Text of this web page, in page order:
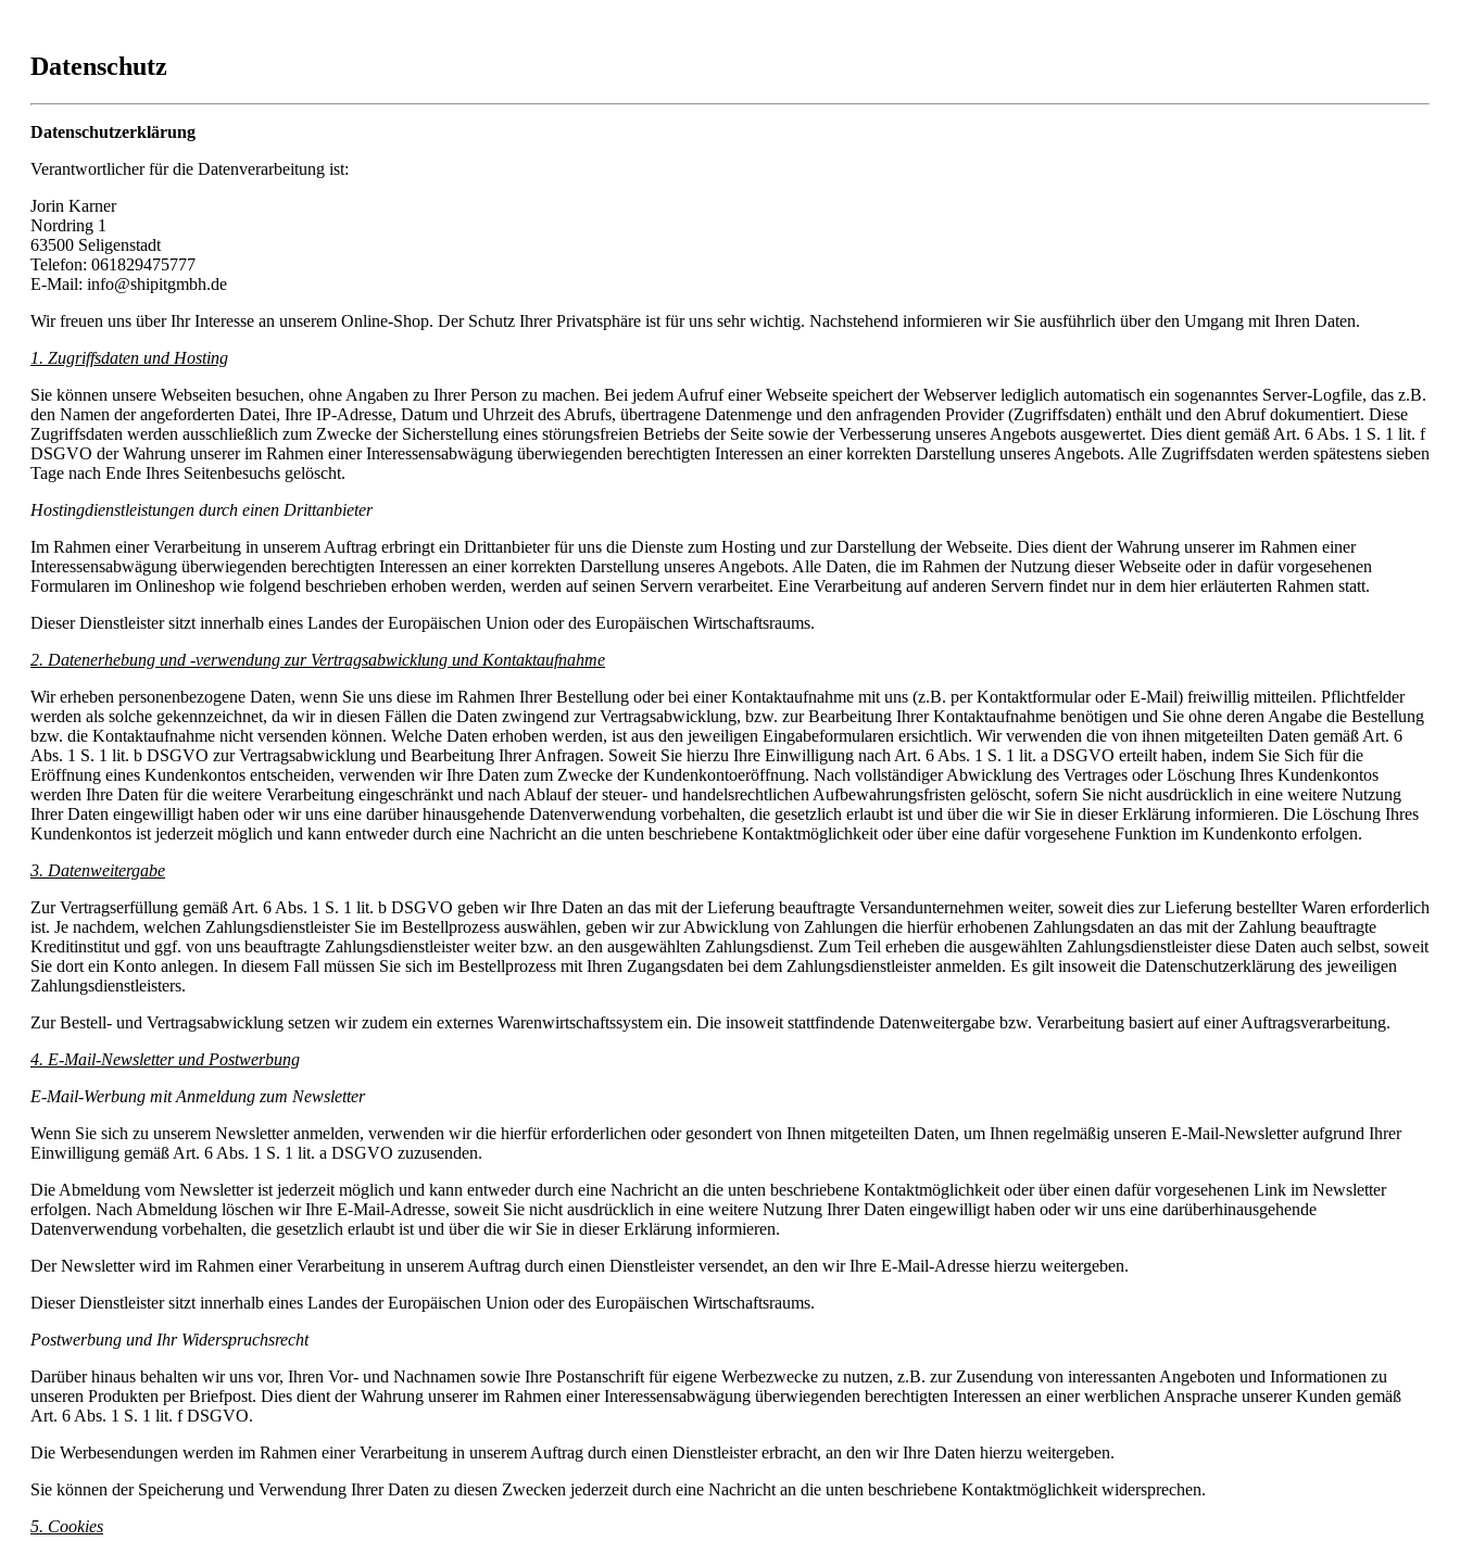
Datenschutz
Datenschutzerklärung
Verantwortlicher für die Datenverarbeitung ist:
Jorin Karner
Nordring 1
63500 Seligenstadt
Telefon: 061829475777
E-Mail: info@shipitgmbh.de
Wir freuen uns über Ihr Interesse an unserem Online-Shop. Der Schutz Ihrer Privatsphäre ist für uns sehr wichtig. Nachstehend informieren wir Sie ausführlich über den Umgang mit Ihren Daten.
1. Zugriffsdaten und Hosting
Sie können unsere Webseiten besuchen, ohne Angaben zu Ihrer Person zu machen. Bei jedem Aufruf einer Webseite speichert der Webserver lediglich automatisch ein sogenanntes Server-Logfile, das z.B.
den Namen der angeforderten Datei, Ihre IP-Adresse, Datum und Uhrzeit des Abrufs, übertragene Datenmenge und den anfragenden Provider (Zugriffsdaten) enthält und den Abruf dokumentiert. Diese
Zugriffsdaten werden ausschließlich zum Zwecke der Sicherstellung eines störungsfreien Betriebs der Seite sowie der Verbesserung unseres Angebots ausgewertet. Dies dient gemäß Art. 6 Abs. 1 S. 1 lit. f
DSGVO der Wahrung unserer im Rahmen einer Interessensabwägung überwiegenden berechtigten Interessen an einer korrekten Darstellung unseres Angebots. Alle Zugriffsdaten werden spätestens sieben
Tage nach Ende Ihres Seitenbesuchs gelöscht.
Hostingdienstleistungen durch einen Drittanbieter
Im Rahmen einer Verarbeitung in unserem Auftrag erbringt ein Drittanbieter für uns die Dienste zum Hosting und zur Darstellung der Webseite. Dies dient der Wahrung unserer im Rahmen einer
Interessensabwägung überwiegenden berechtigten Interessen an einer korrekten Darstellung unseres Angebots. Alle Daten, die im Rahmen der Nutzung dieser Webseite oder in dafür vorgesehenen
Formularen im Onlineshop wie folgend beschrieben erhoben werden, werden auf seinen Servern verarbeitet. Eine Verarbeitung auf anderen Servern findet nur in dem hier erläuterten Rahmen statt.
Dieser Dienstleister sitzt innerhalb eines Landes der Europäischen Union oder des Europäischen Wirtschaftsraums.
2. Datenerhebung und -verwendung zur Vertragsabwicklung und Kontaktaufnahme
Wir erheben personenbezogene Daten, wenn Sie uns diese im Rahmen Ihrer Bestellung oder bei einer Kontaktaufnahme mit uns (z.B. per Kontaktformular oder E-Mail) freiwillig mitteilen. Pflichtfelder
werden als solche gekennzeichnet, da wir in diesen Fällen die Daten zwingend zur Vertragsabwicklung, bzw. zur Bearbeitung Ihrer Kontaktaufnahme benötigen und Sie ohne deren Angabe die Bestellung
bzw. die Kontaktaufnahme nicht versenden können. Welche Daten erhoben werden, ist aus den jeweiligen Eingabeformularen ersichtlich. Wir verwenden die von ihnen mitgeteilten Daten gemäß Art. 6
Abs. 1 S. 1 lit. b DSGVO zur Vertragsabwicklung und Bearbeitung Ihrer Anfragen. Soweit Sie hierzu Ihre Einwilligung nach Art. 6 Abs. 1 S. 1 lit. a DSGVO erteilt haben, indem Sie Sich für die
Eröffnung eines Kundenkontos entscheiden, verwenden wir Ihre Daten zum Zwecke der Kundenkontoeröffnung. Nach vollständiger Abwicklung des Vertrages oder Löschung Ihres Kundenkontos
werden Ihre Daten für die weitere Verarbeitung eingeschränkt und nach Ablauf der steuer- und handelsrechtlichen Aufbewahrungsfristen gelöscht, sofern Sie nicht ausdrücklich in eine weitere Nutzung
Ihrer Daten eingewilligt haben oder wir uns eine darüber hinausgehende Datenverwendung vorbehalten, die gesetzlich erlaubt ist und über die wir Sie in dieser Erklärung informieren. Die Löschung Ihres
Kundenkontos ist jederzeit möglich und kann entweder durch eine Nachricht an die unten beschriebene Kontaktmöglichkeit oder über eine dafür vorgesehene Funktion im Kundenkonto erfolgen.
3. Datenweitergabe
Zur Vertragserfüllung gemäß Art. 6 Abs. 1 S. 1 lit. b DSGVO geben wir Ihre Daten an das mit der Lieferung beauftragte Versandunternehmen weiter, soweit dies zur Lieferung bestellter Waren erforderlich
ist. Je nachdem, welchen Zahlungsdienstleister Sie im Bestellprozess auswählen, geben wir zur Abwicklung von Zahlungen die hierfür erhobenen Zahlungsdaten an das mit der Zahlung beauftragte
Kreditinstitut und ggf. von uns beauftragte Zahlungsdienstleister weiter bzw. an den ausgewählten Zahlungsdienst. Zum Teil erheben die ausgewählten Zahlungsdienstleister diese Daten auch selbst, soweit
Sie dort ein Konto anlegen. In diesem Fall müssen Sie sich im Bestellprozess mit Ihren Zugangsdaten bei dem Zahlungsdienstleister anmelden. Es gilt insoweit die Datenschutzerklärung des jeweiligen
Zahlungsdienstleisters.
Zur Bestell- und Vertragsabwicklung setzen wir zudem ein externes Warenwirtschaftssystem ein. Die insoweit stattfindende Datenweitergabe bzw. Verarbeitung basiert auf einer Auftragsverarbeitung.
4. E-Mail-Newsletter und Postwerbung
E-Mail-Werbung mit Anmeldung zum Newsletter
Wenn Sie sich zu unserem Newsletter anmelden, verwenden wir die hierfür erforderlichen oder gesondert von Ihnen mitgeteilten Daten, um Ihnen regelmäßig unseren E-Mail-Newsletter aufgrund Ihrer
Einwilligung gemäß Art. 6 Abs. 1 S. 1 lit. a DSGVO zuzusenden.
Die Abmeldung vom Newsletter ist jederzeit möglich und kann entweder durch eine Nachricht an die unten beschriebene Kontaktmöglichkeit oder über einen dafür vorgesehenen Link im Newsletter
erfolgen. Nach Abmeldung löschen wir Ihre E-Mail-Adresse, soweit Sie nicht ausdrücklich in eine weitere Nutzung Ihrer Daten eingewilligt haben oder wir uns eine darüberhinausgehende
Datenverwendung vorbehalten, die gesetzlich erlaubt ist und über die wir Sie in dieser Erklärung informieren.
Der Newsletter wird im Rahmen einer Verarbeitung in unserem Auftrag durch einen Dienstleister versendet, an den wir Ihre E-Mail-Adresse hierzu weitergeben.
Dieser Dienstleister sitzt innerhalb eines Landes der Europäischen Union oder des Europäischen Wirtschaftsraums.
Postwerbung und Ihr Widerspruchsrecht
Darüber hinaus behalten wir uns vor, Ihren Vor- und Nachnamen sowie Ihre Postanschrift für eigene Werbezwecke zu nutzen, z.B. zur Zusendung von interessanten Angeboten und Informationen zu
unseren Produkten per Briefpost. Dies dient der Wahrung unserer im Rahmen einer Interessensabwägung überwiegenden berechtigten Interessen an einer werblichen Ansprache unserer Kunden gemäß
Art. 6 Abs. 1 S. 1 lit. f DSGVO.
Die Werbesendungen werden im Rahmen einer Verarbeitung in unserem Auftrag durch einen Dienstleister erbracht, an den wir Ihre Daten hierzu weitergeben.
Sie können der Speicherung und Verwendung Ihrer Daten zu diesen Zwecken jederzeit durch eine Nachricht an die unten beschriebene Kontaktmöglichkeit widersprechen.
5. Cookies